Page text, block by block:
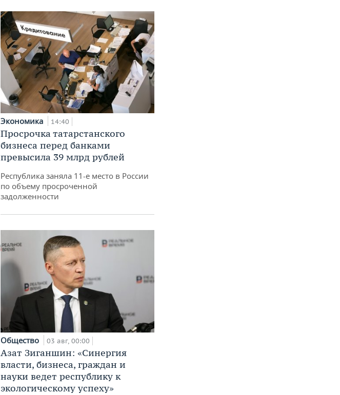
Экономика 14:40
Просрочка татарстанского
бизнеса перед банками
превысила 39 млрд рублей
Республика заняла 11-е место в России
по объему просроченной
задолженности
Общество 03 авг, 00:00
Азат Зиганшин: «Синергия
власти, бизнеса, граждан и
науки ведет республику к
экологическому успеху»